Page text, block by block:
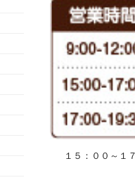
１５：００～１